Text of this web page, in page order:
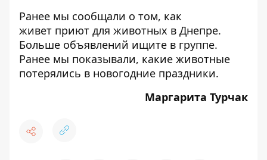
Ранее мы сообщали о том, как
живет приют для животных в Днепре.
Больше объявлений ищите в группе.
Ранее мы показывали, какие животные
потерялись в новогодние праздники.
Маргарита Турчак